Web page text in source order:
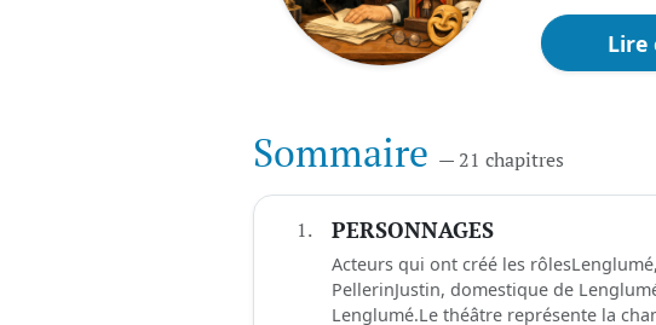
Lire
Sommaire — 21 chapitres
1. PERSONNAGES
Acteurs qui ont créé les
PellerinJustin, domestique de
Lenglumé.Le théâtre représente la